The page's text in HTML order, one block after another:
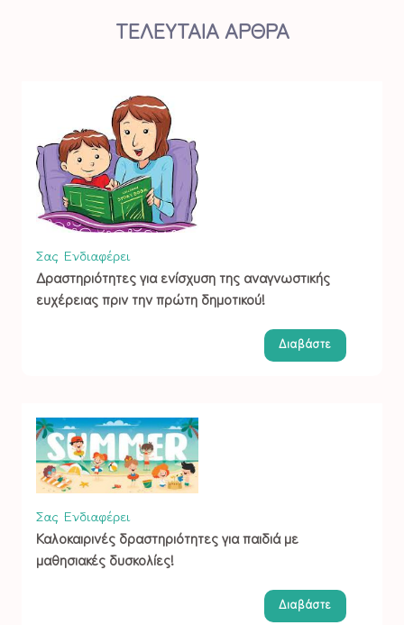
ΤΕΛΕΥΤΑΙΑ ΑΡΘΡΑ
Σας Ενδιαφέρει
Δραστηριότητες για ενίσχυση της αναγνωστικής
ευχέρειας πριν την πρώτη δημοτικού!
Διαβάστε
Σας Ενδιαφέρει
Καλοκαιρινές δραστηριότητες για παιδιά με
μαθησιακές δυσκολίες!
Διαβάστε